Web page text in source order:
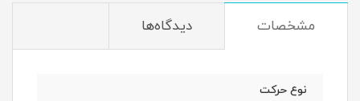
مشخصات دیدگاه‌ها
نوع حرکت